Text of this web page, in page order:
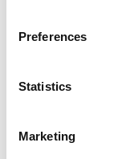
Preferences
Statistics
Marketing